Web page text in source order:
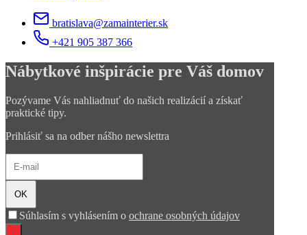
bratislava@zamainterier.sk
+421 905 387 366
Nábytkové inšpirácie pre Váš domov
Pozývame Vás nahliadnuť do našich realizácií a získať
praktické tipy.
Prihlásiť sa na odber nášho newslettra
OK
Súhlasím s vyhlásením o ochrane osobných údajov